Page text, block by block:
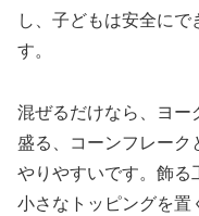
し、子どもは安全に
す。
混ぜるだけなら、ヨー
盛る、コーンフレー
やりやすいです。飾る
小さなトッピングを置